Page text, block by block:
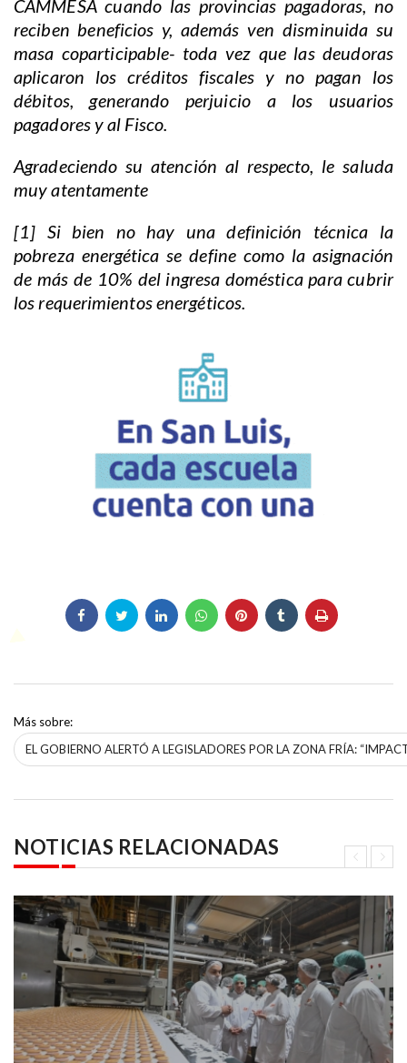
CAMMESA cuando las provincias pagadoras, no
reciben beneficios y, además ven disminuida su
masa coparticipable- toda vez que las deudoras
aplicaron los créditos fiscales y no pagan los
débitos, generando perjuicio a los usuarios
pagadores y al Fisco.
Agradeciendo su atención al respecto, le saluda
muy atentamente
[1] Si bien no hay una definición técnica la
pobreza energética se define como la asignación
de más de 10% del ingresa doméstica para cubrir
los requerimientos energéticos.
Más sobre:
EL GOBIERNO ALERTÓ A LEGISLADORES POR LA ZONA FRÍA:
NOTICIAS RELACIONADAS